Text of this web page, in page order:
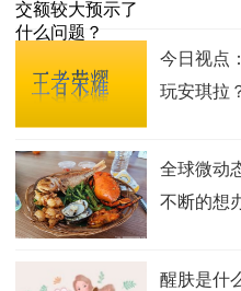
今日视点
玩安琪拉
全球微动
不断的想
醒肤是什